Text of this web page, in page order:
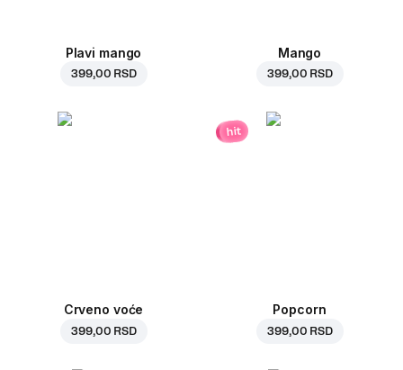
Plavi mango
399,00 RSD
Mango
399,00 RSD
Crveno voće
399,00 RSD
hit
Popcorn
399,00 RSD